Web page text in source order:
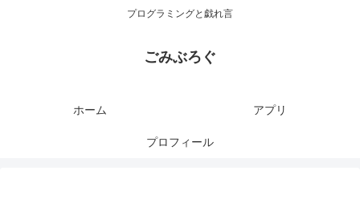
プログラミングと戯れ言
ごみぶろぐ
ホーム アプリ
プロフィール